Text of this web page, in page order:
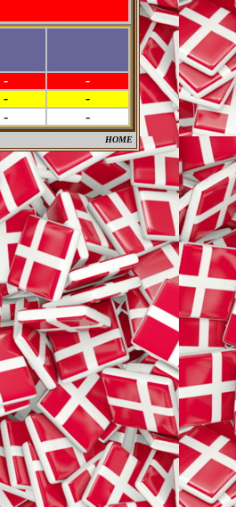
-
-
-
-
- -
HOME